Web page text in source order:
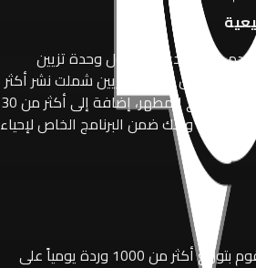
بارق هادي، مسؤول وحدة تزيين
قائلاً: إن أعمال التزيين شملت نشر أكثر
من 10 آلاف وردة طبيعية داخل الضريح المطهر، إضافة إلى أكثر من 30
وذلك ضمن البرنامج الخاص لإحياء
وأضاف أن وحدة التزيين تقوم بتوزيع أكثر من 1000 وردة يومياً على